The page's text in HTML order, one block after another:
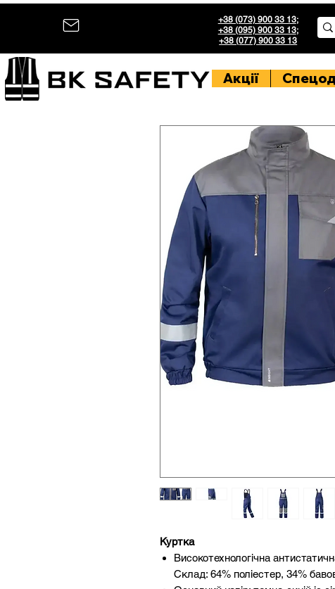
+38 (073) 900 33 13;
+38 (095) 900 33 13;
+38 (077) 900 33 13
Акції
Куртка
Високотехнологічна
Склад: 64% поліестер, 34%